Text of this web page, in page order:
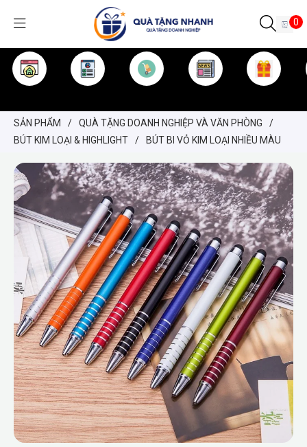
0
SẢN PHẨM / QUÀ TẶNG DOANH NGHIỆP VÀ VĂN PHÒNG
/
BÚT KIM LOẠI & HIGHLIGHT
/ BÚT BI VỎ KIM LOẠI NHIỀU MÀU